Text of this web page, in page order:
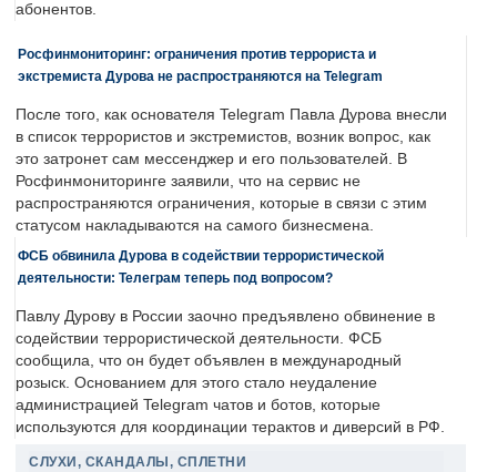
абонентов.
Росфинмониторинг: ограничения против террориста и
экстремиста Дурова не распространяются на Telegram
После того, как основателя Telegram Павла Дурова внесли
в список террористов и экстремистов, возник вопрос, как
это затронет сам мессенджер и его пользователей. В
Росфинмониторинге заявили, что на сервис не
распространяются ограничения, которые в связи с этим
статусом накладываются на самого бизнесмена.
ФСБ обвинила Дурова в содействии террористической
деятельности: Телеграм теперь под вопросом?
Павлу Дурову в России заочно предъявлено обвинение в
содействии террористической деятельности. ФСБ
сообщила, что он будет объявлен в международный
розыск. Основанием для этого стало неудаление
администрацией Telegram чатов и ботов, которые
используются для координации терактов и диверсий в РФ.
СЛУХИ, СКАНДАЛЫ, СПЛЕТНИ